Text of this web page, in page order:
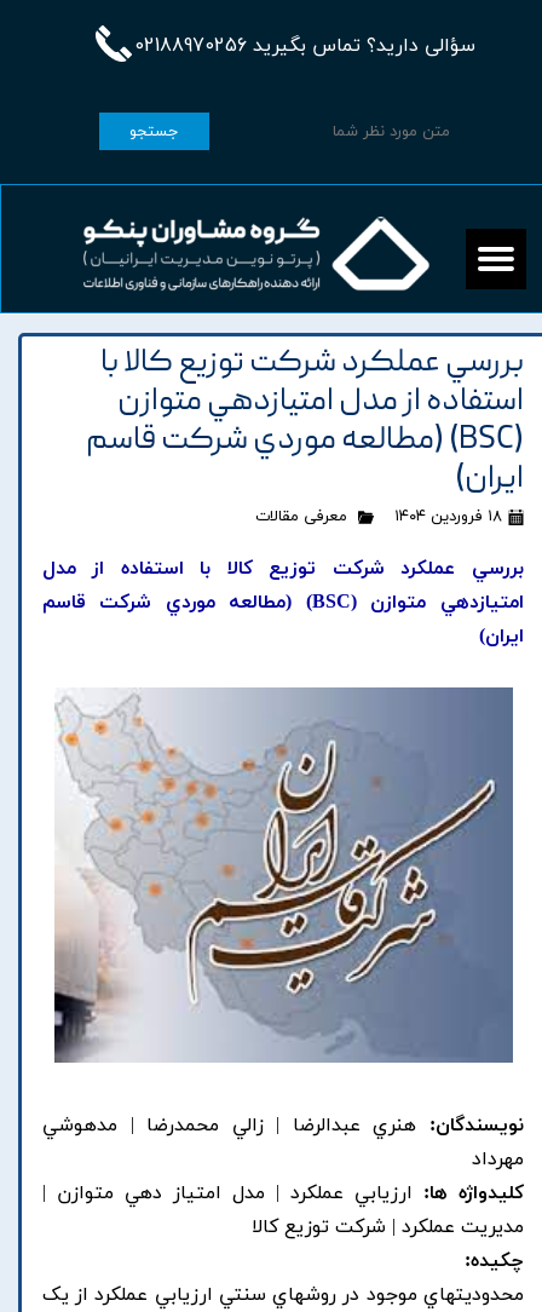
سؤالی دارید؟ تماس بگیرید 02188970256
جستجو
بررسي عملکرد شرکت توزيع کالا با
استفاده از مدل امتيازدهي متوازن
(BSC) (مطالعه موردي شرکت قاسم
ايران)
۱۸ فروردین ۱۴۰۴ معرفی مقالات
بررسي عملکرد شرکت توزيع کالا با استفاده از مدل
امتيازدهي متوازن (BSC) (مطالعه موردي شرکت قاسم
ايران)
نویسندگان: هنري عبدالرضا | زالي محمدرضا | مدهوشي
مهرداد
کلیدواژه ها: ارزيابي عملکرد | مدل امتياز دهي متوازن |
مديريت عملکرد | شرکت توزيع کالا
چکیده:
محدوديتهاي موجود در روشهاي سنتي ارزيابي عملکرد از يک